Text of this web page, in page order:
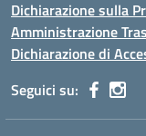
Dichiarazione sulla
Amministrazione
Dichiarazione di
Seguici su: